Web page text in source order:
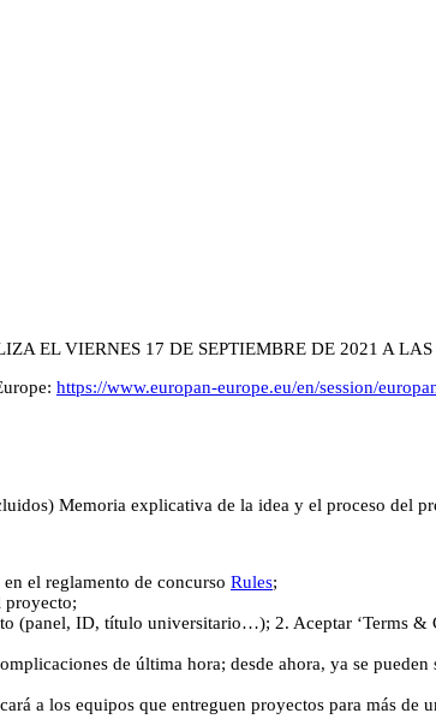
EL VIERNES 17 DE SEPTIEMBRE DE 2021 A
https://www.europan-europe.eu/en/session/
Memoria explicativa de la idea y el proceso del
el reglamento de concurso Rules;
proyecto;
(panel, ID, título universitario…); 2. Aceptar ‘Terms &
de última hora; desde ahora, ya se
a los equipos que entreguen proyectos para más de